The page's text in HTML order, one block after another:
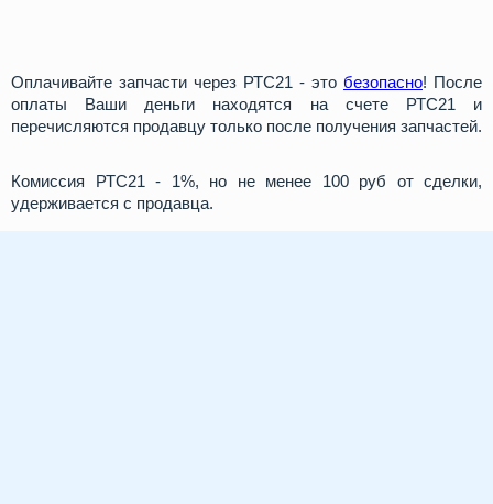
Оплачивайте запчасти через РТС21 - это безопасно! После
оплаты Ваши деньги находятся на счете РТС21 и
перечисляются продавцу только после получения запчастей.
Комиссия РТС21 - 1%, но не менее 100 руб от сделки,
удерживается с продавца.